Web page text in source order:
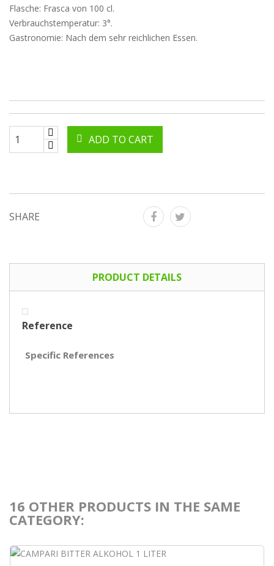
Flasche: Frasca von 100 cl.
Verbrauchstemperatur: 3°.
Gastronomie: Nach dem sehr reichlichen Essen.
ADD TO CART
SHARE
PRODUCT DETAILS
Reference
Specific References
16 OTHER PRODUCTS IN THE SAME
CATEGORY: